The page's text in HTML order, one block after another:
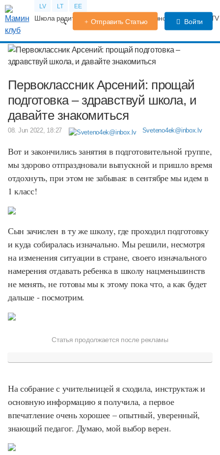
LV LT EE
Школа родителей Календарь беременности Форум
Отправить Статью Войти
Первоклассник Арсений: прощай
подготовка – здравствуй школа, и
давайте знакомиться
08. Jun 2022, 18:27 Sveteno4ek@inbox.lv
Вот и закончились занятия в подготовительной группе,
мы здорово отпраздновали выпускной и пришло время
отдохнуть, при этом не забывая: в сентябре мы идем в
1 класс!
Сын зачислен в ту же школу, где проходил подготовку
и куда собиралась изначально. Мы решили, несмотря
на изменения ситуации в стране, своего изначального
намерения отдавать ребенка в школу нацменьшинств
не менять, не готовы мы к этому пока что, а как будет
дальше - посмотрим.
Статья продолжается после рекламы
На собрание с учительницей я сходила, инструктаж и
основную информацию я получила, а первое
впечатление очень хорошее – опытный, уверенный,
знающий педагог. Думаю, мой выбор верен.